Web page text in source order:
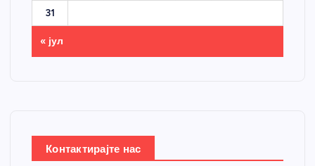
31
« јул
Контактирајте нас